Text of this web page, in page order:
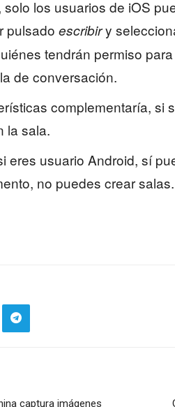
solo los usuarios de iOS
pulsado escribiry
tendrán permiso
de conversación.
complementaría, si
la sala.
eres usuario Android, sí
no puedes crear salas.
captura imágenes